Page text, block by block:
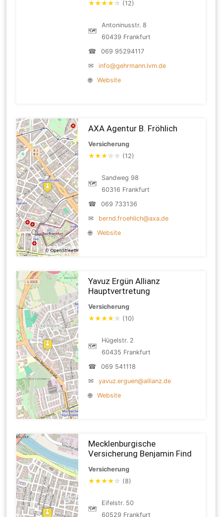
★★★★ ☆ (12)
🗺
Antoninusstr. 8
60439 Frankfurt
☎
069 95294117
✉
info@gehrmann.lvm.de
🌐
Website
AXA Agentur B. Fröhlich
Versicherung
★★★ ☆ ☆ (12)
🗺
Sandweg 98
60316 Frankfurt
☎
069 733136
✉
bernd.froehlich@axa.de
🌐
Website
Yavuz Ergün Allianz
Hauptvertretung
Versicherung
★★★★ ☆ (10)
🗺
Hügelstr. 2
60435 Frankfurt
☎
069 541118
✉
yavuz.erguen@allianz.de
🌐
Website
Mecklenburgische
Versicherung Benjamin Find
Versicherung
★★★★ ☆ (8)
🗺
Eifelstr. 50
60529 Frankfurt